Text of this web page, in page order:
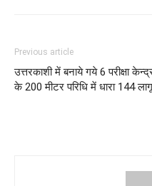
Previous article
उत्तरकाशी में बनाये गये 6 परीक्षा
के 200 मीटर परिधि में धारा 144 लागू